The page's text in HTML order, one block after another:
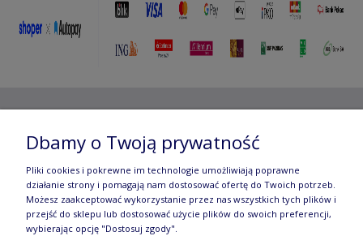
Jerozolimskie 49, 00-696 Warszawa | e-mail:
manufaktura.com|
Wszelkie prawa zastrzeżone. Fotografie oraz opisy zamieszczone
Dbamy o Twoją prywatność
Pliki cookies i pokrewne im technologie umożliwiają poprawne
działanie strony i pomagają nam dostosować ofertę do Twoich potrzeb.
Możesz zaakceptować wykorzystanie przez nas wszystkich tych plików i
przejść do sklepu lub dostosować użycie plików do swoich preferencji,
wybierając opcję "Dostosuj zgody".